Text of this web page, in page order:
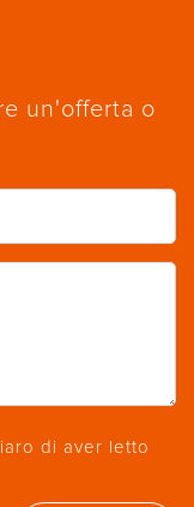
un'offerta o
di aver letto